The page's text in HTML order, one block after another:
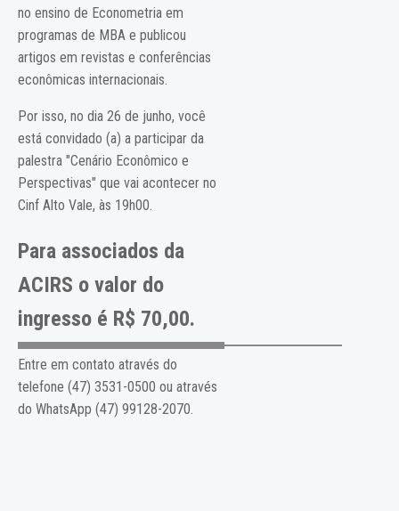
no ensino de Econometria em
programas de MBA e publicou
artigos em revistas e conferências
econômicas internacionais.
Por isso, no dia 26 de junho, você
está convidado (a) a participar da
palestra "Cenário Econômico e
Perspectivas" que vai acontecer no
Cinf Alto Vale, às 19h00.
Para associados da
ACIRS o valor do
ingresso é R$ 70,00.
Entre em contato através do
telefone (47) 3531-0500 ou através
do WhatsApp (47) 99128-2070.